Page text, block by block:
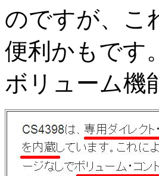
のですが、こ
便利かもです
ボリューム機